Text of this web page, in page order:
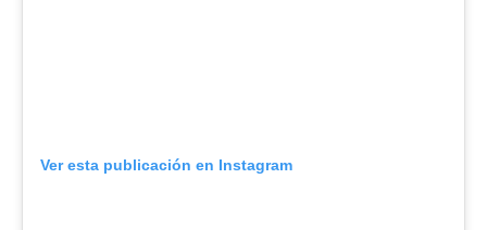
Ver esta publicación en Instagram